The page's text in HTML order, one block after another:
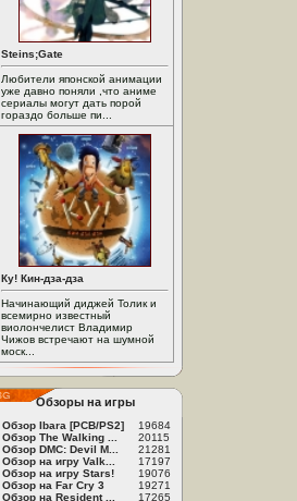
Steins;Gate
Любители японской анимации
уже давно поняли ,что аниме
сериалы могут дать порой
гораздо больше пи...
Ку! Кин-дза-дза
Начинающий диджей Толик и
всемирно известный
виолончелист Владимир
Чижов встречают на шумной
моск...
Обзоры на игры
Обзор Ibara [PCB/PS2]
19684
Обзор The Walking ...
20115
Обзор DMC: Devil M...
21281
Обзор на игру Valk...
17197
Обзор на игру Stars!
19076
Обзор на Far Cry 3
19271
Обзор на Resident ... 17265